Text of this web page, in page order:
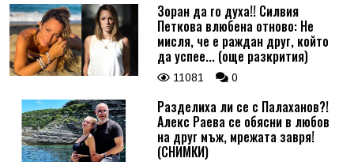
Зоран да го духа!! Силвия
Петкова влюбена отново: Не
мисля, че е раждан друг, който
да успее... (още разкрития)
11081 0
Разделиха ли се с Палаханов?!
Алекс Раева се обясни в любов
на друг мъж, мрежата завря!
(СНИМКИ)